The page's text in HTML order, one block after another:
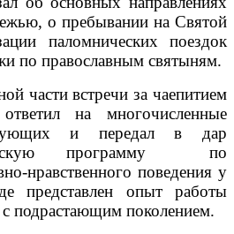
о пребывании на Святой
паломнических поездок
по православным святыням.
встречи за чаепитием
на многочисленные
и передал в дар
программу по
нравственного поведения у
представлен опыт работы
подрастающим поколением.